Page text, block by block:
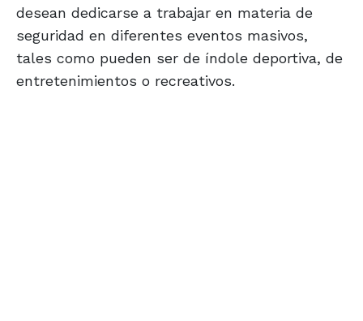
desean dedicarse a trabajar en materia de
seguridad en diferentes eventos masivos,
tales como pueden ser de índole deportiva, de
entretenimientos o recreativos.